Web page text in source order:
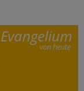
Evangelium
von heute